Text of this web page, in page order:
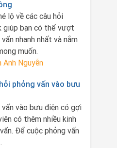
lộ về các câu hỏi
giúp bạn có thể vượt
nhanh nhất và nắm
muốn.
Anh Nguyễn
phỏng vấn vào bưu
vào bưu điện có gợi
có thêm nhiều kinh
Để cuộc phỏng vấn